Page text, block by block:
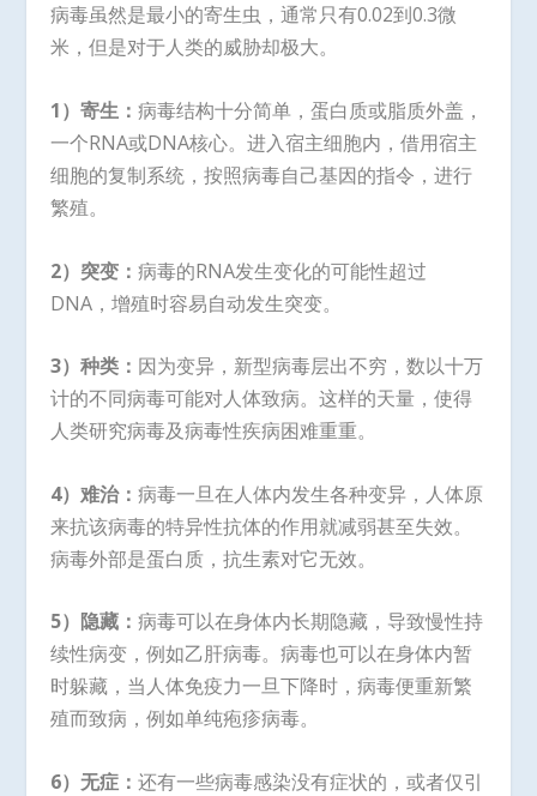
病毒虽然是最小的寄生虫，通常只有0.02到0.3微
米，但是对于人类的威胁却极大。
1）寄生：病毒结构十分简单，蛋白质或脂质外盖，
一个RNA或DNA核心。进入宿主细胞内，借用宿主
细胞的复制系统，按照病毒自己基因的指令，进行
繁殖。
2）突变：病毒的RNA发生变化的可能性超过
DNA，增殖时容易自动发生突变。
3）种类： 因为变异，新型病毒层出不穷，数以十万
计的不同病毒可能对人体致病。这样的天量，使得
人类研究病毒及病毒性疾病困难重重。
4）难治：病毒一旦在人体内发生各种变异，人体原
来抗该病毒的特异性抗体的作用就减弱甚至失效。
病毒外部是蛋白质，抗生素对它无效。
5）隐藏：病毒可以在身体内长期隐藏，导致慢性持
续性病变，例如乙肝病毒。病毒也可以在身体内暂
时躲藏，当人体免疫力一旦下降时，病毒便重新繁
殖而致病，例如单纯疱疹病毒。
6）无症：还有一些病毒感染没有症状的，或者仅引